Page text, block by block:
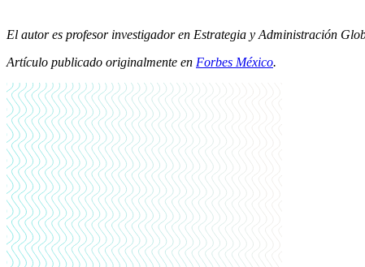
El autor es profesor investigador en Estrategia y Administración
Artículo publicado originalmente en Forbes México.